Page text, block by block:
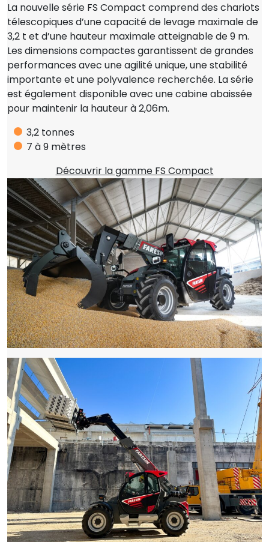
La nouvelle série FS Compact comprend des chariots
télescopiques d’une capacité de levage maximale de
3,2 t et d’une hauteur maximale atteignable de 9 m.
Les dimensions compactes garantissent de grandes
performances avec une agilité unique, une stabilité
importante et une polyvalence recherchée. La série
est également disponible avec une cabine abaissée
pour maintenir la hauteur à 2,06m.
3,2 tonnes
7 à 9 mètres
Découvrir la gamme FS Compact